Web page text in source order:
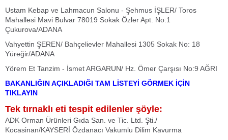
Ustam Kebap ve Lahmacun Salonu - Şehmus İŞLER/ Toros
Mahallesi Mavi Bulvar 78019 Sokak Özler Apt. No:1
Çukurova/ADANA
Vahyettin ŞEREN/ Bahçelievler Mahallesi 1305 Sokak No: 18
Yüreğir/ADANA
Yörem Et Tanzim - İsmet ARGARUN/ Hz. Ömer Çarşısı No:9 AĞRI
BAKANLIĞIN AÇIKLADIĞI TAM LİSTEYİ GÖRMEK İÇİN
TIKLAYIN
Tek tırnaklı eti tespit edilenler şöyle:
ADK Orman Ürünleri Gıda San. ve Tic. Ltd. Şti./
Kocasinan/KAYSERİ Özdanacı Vakumlu Dilim Kavurma